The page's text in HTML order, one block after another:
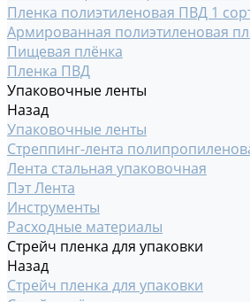
Пленка полиэтиленовая ПВД 1
Армированная полиэтиленовая
Пищевая плёнка
Пленка ПВД
Упаковочные ленты
Назад
Упаковочные ленты
Стреппинг-лента
Лента стальная упаковочная
Пэт Лента
Инструменты
Расходные материалы
Стрейч пленка для упаковки
Назад
Стрейч пленка для упаковки